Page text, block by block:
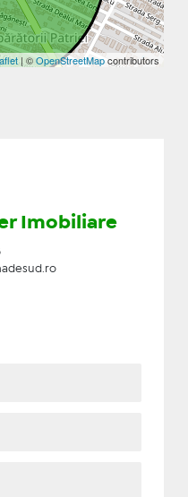
| ©OpenStreetMapcontributors
Imobiliare